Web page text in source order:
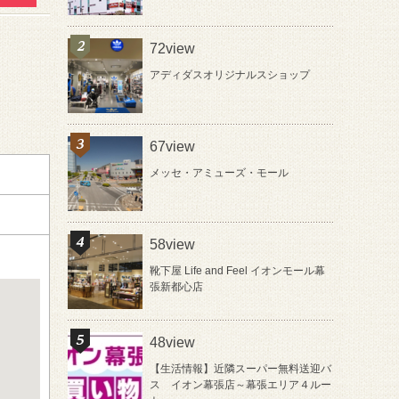
72view
アディダスオリジナルスショップ
67view
メッセ・アミューズ・モール
58view
靴下屋 Life and Feel イオンモール幕
張新都心店
48view
【生活情報】近隣スーパー無料送迎バ
ス イオン幕張店～幕張エリア４ルー